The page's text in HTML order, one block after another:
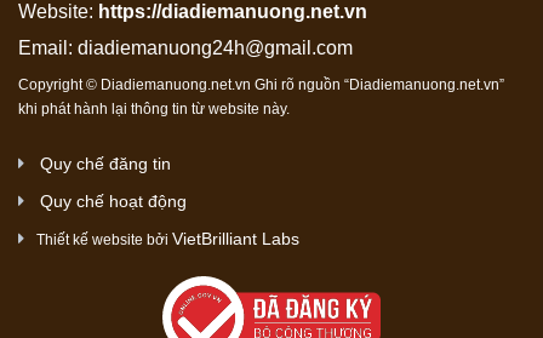
Website: https://diadiemanuong.net.vn
Email: diadiemanuong24h@gmail.com
Copyright © Diadiemanuong.net.vn Ghi rõ nguồn “Diadiemanuong.net.vn”
khi phát hành lại thông tin từ website này.
Quy chế đăng tin
Quy chế hoạt động
Thiết kế website bởi VietBrilliant Labs